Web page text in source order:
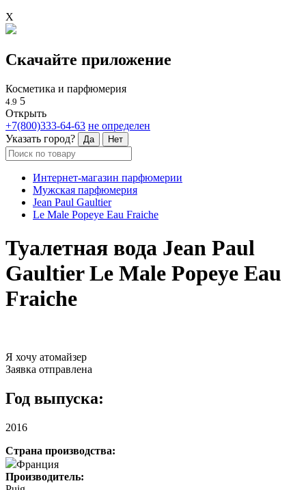
X
Скачайте приложение
Косметика и парфюмерия
4.9 5
Открыть
+7(800)333-64-63 не определен
Указать город?
Да Нет
Интернет-магазин парфюмерии
Мужская парфюмерия
Jean Paul Gaultier
Le Male Popeye Eau Fraiche
Туалетная вода Jean Paul
Gaultier Le Male Popeye Eau
Fraiche
Я хочу атомайзер
Заявка отправлена
Год выпуска:
2016
Страна производства:
Франция
Производитель: